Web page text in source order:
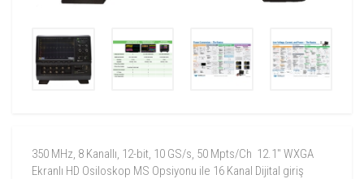
350 MHz, 8 Kanallı, 12-bit, 10 GS/s, 50 Mpts/Ch 12.1" WXGA
Ekranlı HD Osiloskop MS Opsiyonu ile 16 Kanal Dijital giriş